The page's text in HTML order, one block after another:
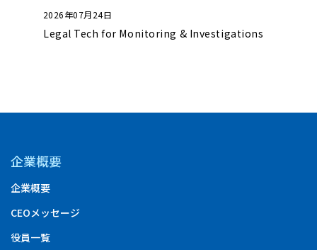
2026年07月24日
Legal Tech for Monitoring & Investigations
企業概要
企業概要
CEOメッセージ
役員一覧